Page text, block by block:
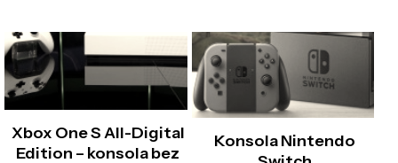
Xbox One S All-Digital
Edition – konsola bez
Konsola Nintendo